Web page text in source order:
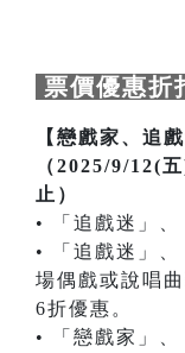
票價優惠折
【戀戲家、追
（2025/9/12(
止）
• 「追戲迷」、
• 「追戲迷」
場偶戲或說唱
6折優惠。
• 「戀戲家」